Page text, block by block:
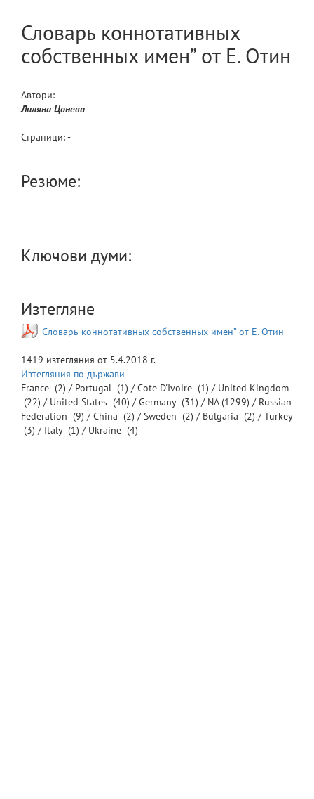
Словарь коннотативных
собственных имен” от Е. Отин
Автори:
Лиляна Цонева
Страници: -
Резюме:
Ключови думи:
Изтегляне
Словарь коннотативных собственных имен” от Е. Отин
1419 изтегляния от 5.4.2018 г.
Изтегляния по държави
France (2) / Portugal (1) /Cote D'Ivoire (1) / United Kingdom
(22) / United States (40) /Germany (31) / NA(1299) / Russian
Federation (9) /China (2) /Sweden (2) / Bulgaria (2) /Turkey
(3) / Italy (1) / Ukraine (4)